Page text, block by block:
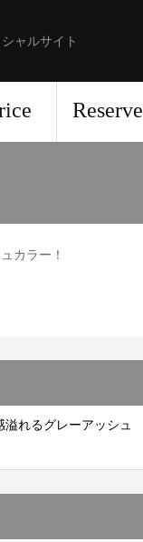
ャルサイト
Reserve
カラー！
れるグレーアッシュ